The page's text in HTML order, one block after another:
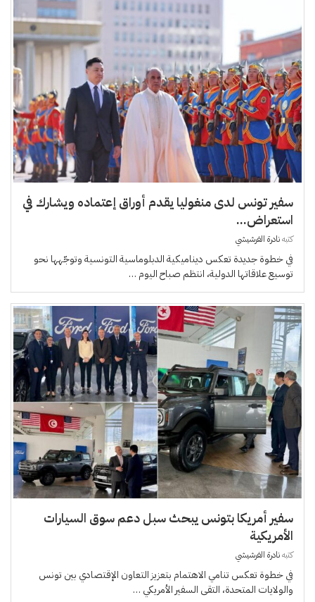
سفير تونس لدى منغوليا يقدم أوراق إعتماده ويشارك في
استعراض...
كتبهنادرة الفرشيشي
في خطوة جديدة تعكس ديناميكية الدبلوماسية التونسية وتوجّهها نحو
توسيع علاقاتها الدولية، انتظم صباح اليوم …
سفير أمريكا بتونس يبحث سبل دعم سوق السيارات
الأمريكية
كتبهنادرة الفرشيشي
في خطوة تعكس تنامي الاهتمام بتعزيز التعاون الإقتصادي بين تونس
والولايات المتحدة، التقى السفير الأمريكي …